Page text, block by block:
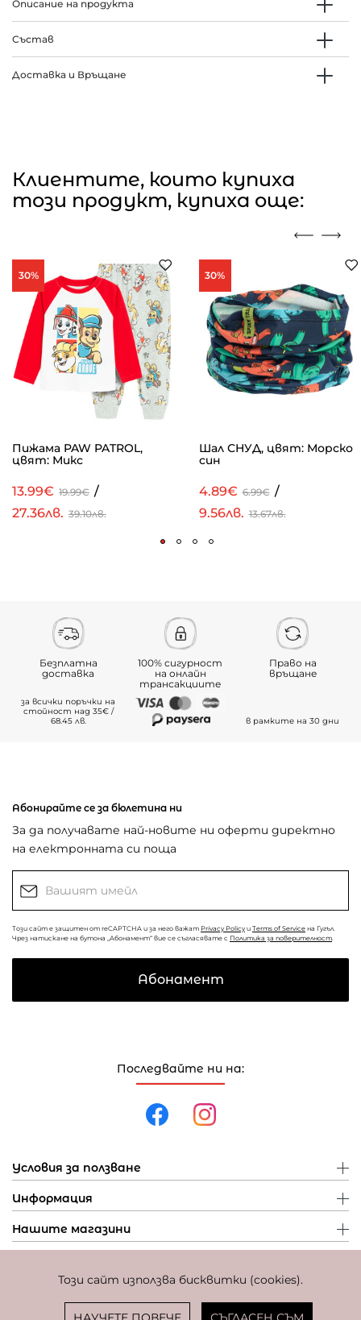
Този сайт използва бисквитки (cookies).
Описание на продукта
Състав
Доставка и Връщане
Клиентите, които купиха
този продукт, купиха още:
30%
Пижама PAW PATROL,
цвят: Микс
13.99€ 19.99€ /
27.36лв. 39.10лв.
30%
Шал СНУД, цвят: Морско
син
4.89€ 6.99€ /
9.56лв. 13.67лв.
Безплатна
доставка
за всички поръчки на
стойност над 35€ /
68.45 лв.
100% сигурност
на онлайн
трансакциите
Право на
връщане
в рамките на 30 дни
Последвайте ни на:
Условия за ползване
Информация
Нашите магазини
Абонирайте се за бюлетина ни
За да получавате най-новите ни оферти директно
на електронната си поща
Този сайт е защитен от reCAPTCHA и за него важат Privacy Policy и Terms of Service на Гугъл.
Чрез натискане на бутона „Абонамент“ вие се съгласявате с Политика за поверителност
Абонамент
Фиксиран курс за превалутиране: 1 EUR = 1,95583 BGN